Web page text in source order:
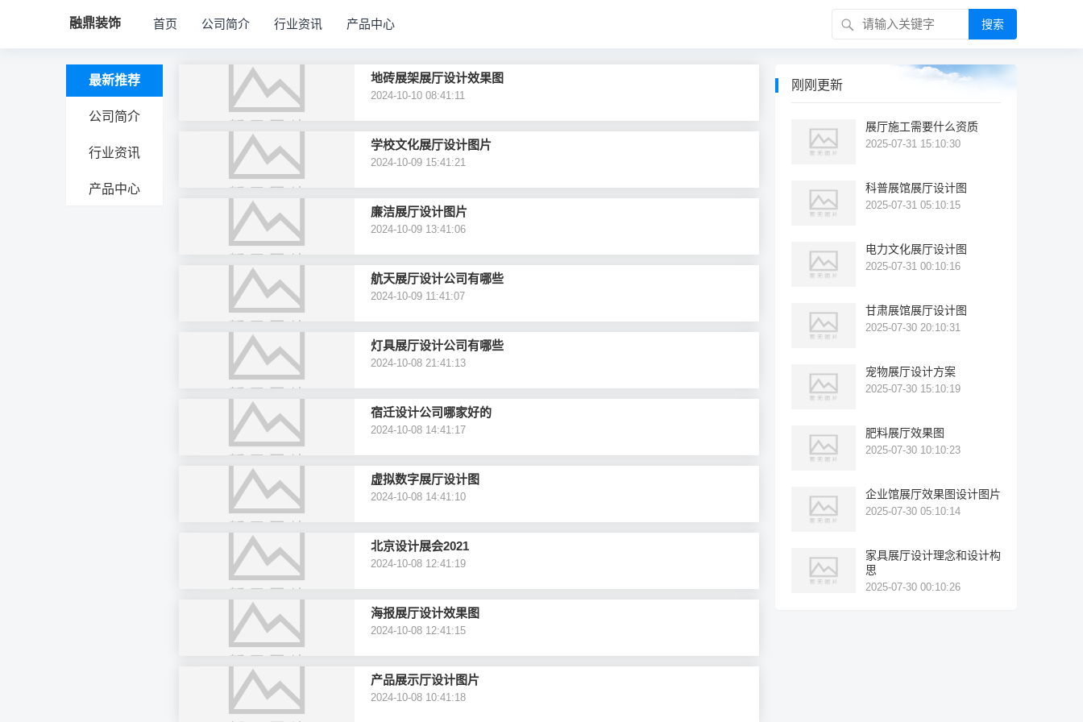
融鼎装饰 首页 公司简介 行业资讯 产品中心 搜索
最新推荐
公司简介
行业资讯
产品中心
地砖展架展厅设计效果图
2024-10-10 08:41:11
学校文化展厅设计图片
2024-10-09 15:41:21
廉洁展厅设计图片
2024-10-09 13:41:06
航天展厅设计公司有哪些
2024-10-09 11:41:07
灯具展厅设计公司有哪些
2024-10-08 21:41:13
宿迁设计公司哪家好的
2024-10-08 14:41:17
虚拟数字展厅设计图
2024-10-08 14:41:10
北京设计展会2021
2024-10-08 12:41:19
海报展厅设计效果图
2024-10-08 12:41:15
产品展示厅设计图片
2024-10-08 10:41:18
刚刚更新
展厅施工需要什么资质
2025-07-31 15:10:30
科普展馆展厅设计图
2025-07-31 05:10:15
电力文化展厅设计图
2025-07-31 00:10:16
甘肃展馆展厅设计图
2025-07-30 20:10:31
宠物展厅设计方案
2025-07-30 15:10:19
肥料展厅效果图
2025-07-30 10:10:23
企业馆展厅效果图设计图片
2025-07-30 05:10:14
家具展厅设计理念和设计构
思
2025-07-30 00:10:26